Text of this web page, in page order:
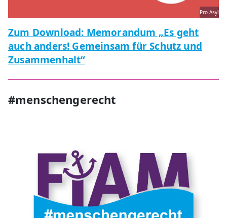
Pro Asyl
Zum Download: Memorandum „Es geht
auch anders! Gemeinsam für Schutz und
Zusammenhalt“
#menschengerecht